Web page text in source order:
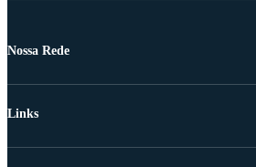
Nossa Rede
Links